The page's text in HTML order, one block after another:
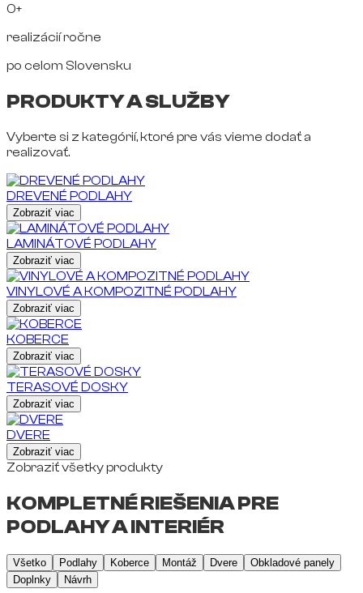
0+
realizácií ročne
po celom Slovensku
PRODUKTY A SLUŽBY
Vyberte si z kategórií, ktoré pre vás vieme dodať a
realizovať.
DREVENÉ PODLAHY
Zobraziť viac
LAMINÁTOVÉ PODLAHY
Zobraziť viac
VINYLOVÉ A KOMPOZITNÉ PODLAHY
Zobraziť viac
KOBERCE
Zobraziť viac
TERASOVÉ DOSKY
Zobraziť viac
DVERE
Zobraziť viac
Zobraziť všetky produkty
KOMPLETNÉ RIEŠENIA PRE
PODLAHY A INTERIÉR
Všetko Podlahy Koberce Montáž Dvere
Obkladové panely
Doplnky
Návrh